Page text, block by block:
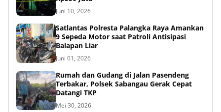
Juni 10, 2026
Satlantas Polresta Palangka Raya Amankan
9 Sepeda Motor saat Patroli Antisipasi
Balapan Liar
Juni 01, 2026
Rumah dan Gudang di Jalan Pasendeng
Terbakar, Polsek Sabangau Gerak Cepat
Datangi TKP
Mei 30, 2026